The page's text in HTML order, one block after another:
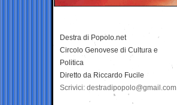
Destra di Popolo.net
Circolo Genovese di Cultura e
Politica
Diretto da Riccardo Fucile
Scrivici: destradipopolo@gmail.com